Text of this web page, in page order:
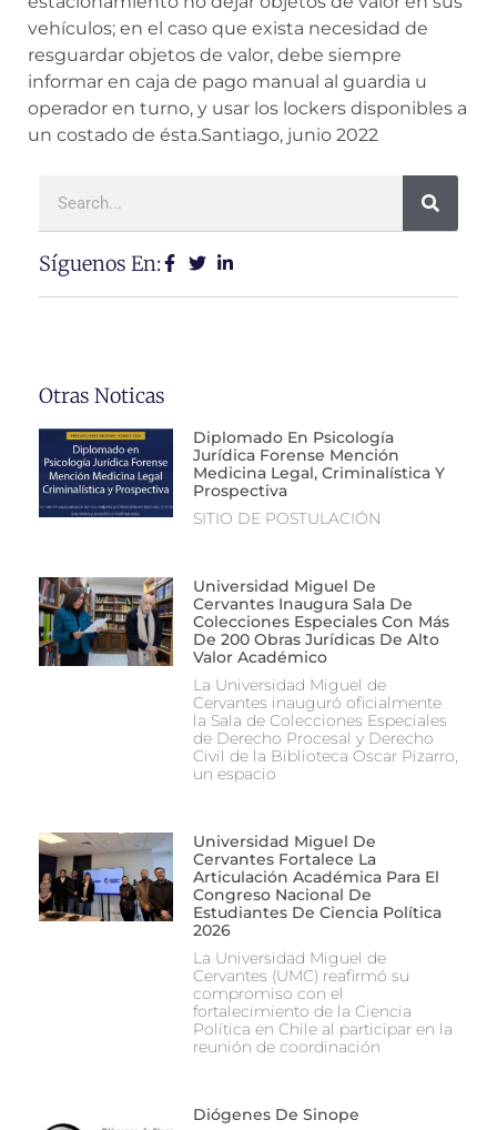
vehículos; en el caso que exista necesidad de
resguardar objetos de valor, debe siempre
informar en caja de pago manual al guardia u
operador en turno, y usar los lockers disponibles a
un costado de ésta.Santiago, junio 2022
Síguenos En:
Otras Noticas
Diplomado En Psicología
Jurídica Forense Mención
Medicina Legal, Criminalística Y
Prospectiva
SITIO DE POSTULACIÓN
Universidad Miguel De
Cervantes Inaugura Sala De
Colecciones Especiales Con Más
De 200 Obras Jurídicas De Alto
Valor Académico
La Universidad Miguel de
Cervantes inauguró oficialmente
la Sala de Colecciones Especiales
de Derecho Procesal y Derecho
Civil de la Biblioteca Oscar Pizarro,
un espacio
Universidad Miguel De
Cervantes Fortalece La
Articulación Académica Para El
Congreso Nacional De
Estudiantes De Ciencia Política
2026
La Universidad Miguel de
Cervantes (UMC) reafirmó su
compromiso con el
fortalecimiento de la Ciencia
Política en Chile al participar en la
reunión de coordinación
Diógenes De Sinope